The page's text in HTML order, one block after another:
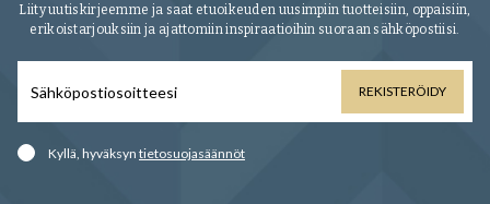
Liity uutiskirjeemme ja saat etuoikeuden uusimpiin tuotteisiin, oppaisiin,
erikoistarjouksiin ja ajattomiin inspiraatioihin suoraan sähköpostiisi.
REKISTERÖIDY
Kyllä, hyväksyn tietosuojasäännöt